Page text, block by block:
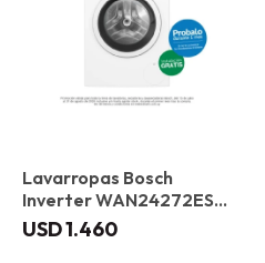
Lavarropas Bosch
Inverter WAN24272ES
Carga frontal 8 kg
USD1.460